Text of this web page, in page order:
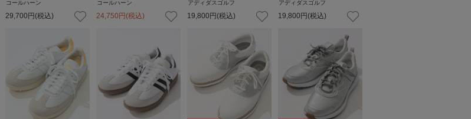
コールハーン
29,700円(税込)
コールハーン
24,750円(税込)
アディダスゴルフ
19,800円(税込)
アディダスゴルフ
19,800円(税込)